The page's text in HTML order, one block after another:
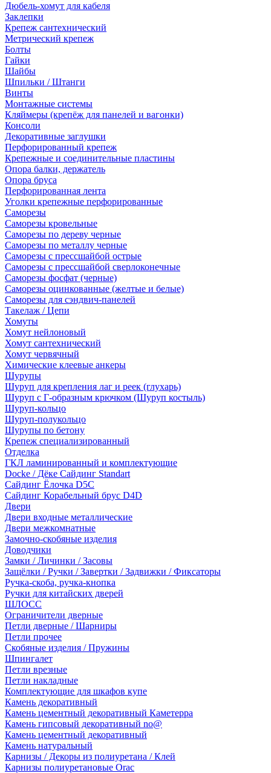
Дюбель-хомут для кабеля
Заклепки
Крепеж сантехнический
Метрический крепеж
Болты
Гайки
Шайбы
Шпильки / Штанги
Винты
Монтажные системы
Кляймеры (крепёж для панелей и вагонки)
Консоли
Декоративные заглушки
Перфорированный крепеж
Крепежные и соединительные пластины
Опора балки, держатель
Опора бруса
Перфорированная лента
Уголки крепежные перфорированные
Саморезы
Саморезы кровельные
Саморезы по дереву черные
Саморезы по металлу черные
Саморезы с прессшайбой острые
Саморезы с прессшайбой сверлоконечные
Саморезы фосфат (черные)
Саморезы оцинкованные (желтые и белые)
Саморезы для сэндвич-панелей
Такелаж / Цепи
Хомуты
Хомут нейлоновый
Хомут сантехнический
Хомут червячный
Химические клеевые анкеры
Шурупы
Шуруп для крепления лаг и реек (глухарь)
Шуруп с Г-образным крючком (Шуруп костыль)
Шуруп-кольцо
Шуруп-полукольцо
Шурупы по бетону
Крепеж специализированный
Отделка
ГКЛ ламинированный и комплектующие
Docke / Дёке Сайдинг Standart
Сайдинг Ёлочка D5C
Сайдинг Корабельный брус D4D
Двери
Двери входные металлические
Двери межкомнатные
Замочно-скобяные изделия
Доводчики
Замки / Личинки / Засовы
Защёлки / Ручки / Завертки / Задвижки / Фиксаторы
Ручка-скоба, ручка-кнопка
Ручки для китайских дверей
ШЛОСС
Ограничители дверные
Петли дверные / Шарниры
Петли прочее
Скобяные изделия / Пружины
Шпингалет
Петли врезные
Петли накладные
Комплектующие для шкафов купе
Камень декоративный
Камень цементный декоративный Каметерра
Камень гипсовый декоративный no@
Камень цементный декоративный
Камень натуральный
Карнизы / Декоры из полиуретана / Клей
Карнизы полиуретановые Orac